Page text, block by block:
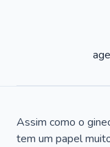
Assim como o
tem um papel